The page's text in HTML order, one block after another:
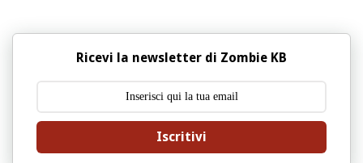
Ricevi la newsletter di Zombie KB
Iscritivi